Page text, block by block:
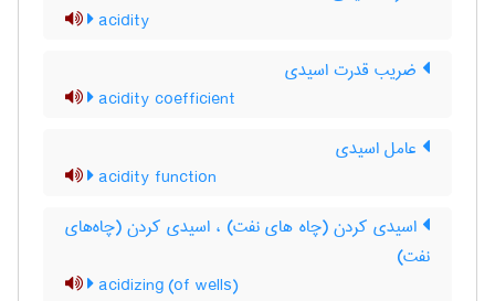
acidity
ضریب قدرت اسیدی
acidity coefficient
عامل اسیدی
acidity function
اسیدی کردن (چاه های نفت) ، اسیدی کردن (چاه‌های
نفت)
acidizing (of wells)